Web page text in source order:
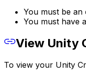
You must be an
You must have
View Unity
To view your Unity